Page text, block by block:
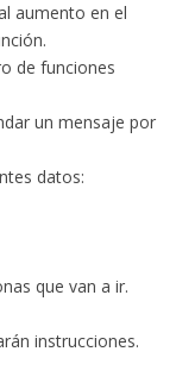
aumento en el
de funciones
un mensaje por
datos:
que van a ir.
instrucciones.